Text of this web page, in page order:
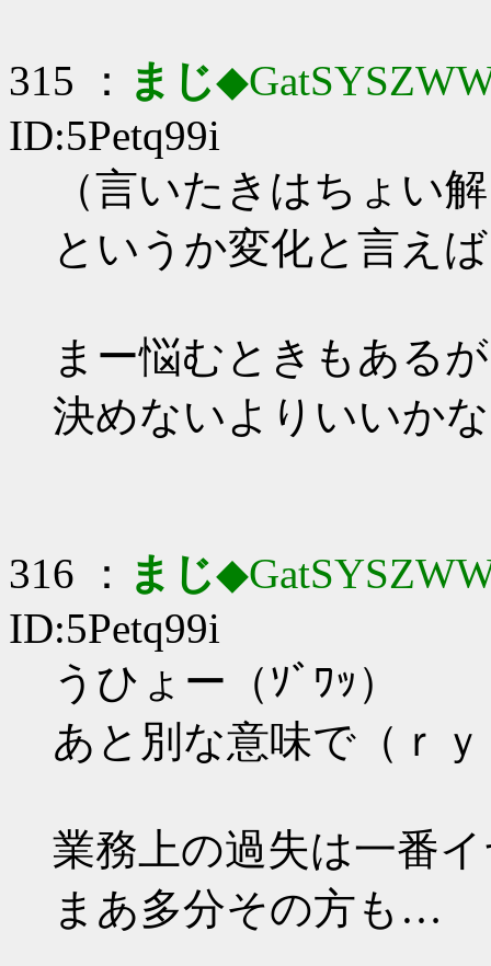
315 ： まじ
ID:5Petq99i
（言いたきはちょい
というか変化と言えば
まー悩むときもある
決めないよりいいかな
316 ： まじ
ID:5Petq99i
うひょー（ｿﾞﾜｯ）
あと別な意味で（ｒｙ
業務上の過失は一番
まあ多分その方も…